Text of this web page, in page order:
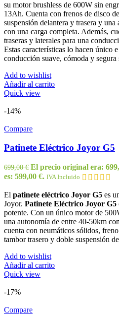
su motor brushless de 600W sin
13Ah. Cuenta con frenos de disco
suspensión delantera y trasera y
con una carga completa. Además,
traseras y laterales para una
Estas características lo hacen único
conducción suave, cómoda y
Add to wishlist
Añadir al carrito
Quick view
-14%
Compare
Patinete Eléctrico Joyor G5
699,00€ El precio original era:
es: 599,00 €. IVA Incluido
El patinete eléctrico Joyor G5 es
Joyor. Patinete Eléctrico Joyor G5
potente. Con un único motor de
una autonomía de entre 40-50km
cuenta con neumáticos sólidos,
tambor trasero y doble suspensión
Add to wishlist
Añadir al carrito
Quick view
-17%
Compare